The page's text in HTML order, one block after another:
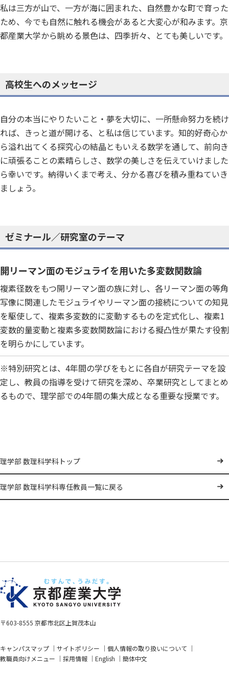
私は三方が山で、一方が海に囲まれた、自然豊かな町で育った
ため、今でも自然に触れる機会があると大変心が和みます。京
都産業大学から眺める景色は、四季折々、とても美しいです。
高校生へのメッセージ
自分の本当にやりたいこと・夢を大切に、一所懸命努力を続け
れば、きっと道が開ける、と私は信じています。知的好奇心か
ら溢れ出てくる探究心の結晶ともいえる数学を通して、前向き
に頑張ることの素晴らしさ、数学の美しさを伝えていけました
ら幸いです。納得いくまで考え、分かる喜びを積み重ねていき
ましょう。
ゼミナール／研究室のテーマ
開リーマン面のモジュライを用いた多変数関数論
複素径数をもつ開リーマン面の族に対し、各リーマン面の等角
写像に関連したモジュライやリーマン面の接続についての知見
を駆使して、複素多変数的に変動するものを定式化し、複素1
変数的量変動と複素多変数関数論における擬凸性が果たす役割
を明らかにしています。
※特別研究とは、4年間の学びをもとに各自が研究テーマを設
定し、教員の指導を受けて研究を深め、卒業研究としてまとめ
るもので、理学部での4年間の集大成となる重要な授業です。
理学部 数理科学科トップ
理学部 数理科学科専任教員一覧に戻る
〒603-8555 京都市北区上賀茂本山
キャンパスマップ サイトポリシー
個人情報の取り扱いについて
教職員向けメニュー
採用情報 English 簡体中文